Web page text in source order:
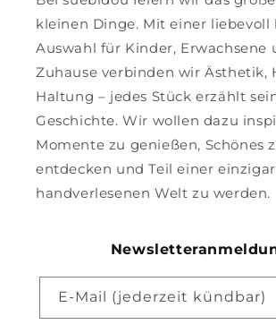
kleinen Dinge. Mit einer liebevoll
Auswahl für Kinder, Erwachsene
Zuhause verbinden wir Ästhetik,
Haltung – jedes Stück erzählt
Geschichte. Wir wollen dazu
Momente zu genießen, Schönes
entdecken und Teil einer
handverlesenen Welt zu werden.
E-Mail (jederzeit kündbar)